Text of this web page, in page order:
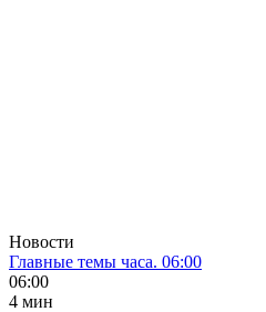
Новости
Главные темы часа. 06:00
06:00
4 мин